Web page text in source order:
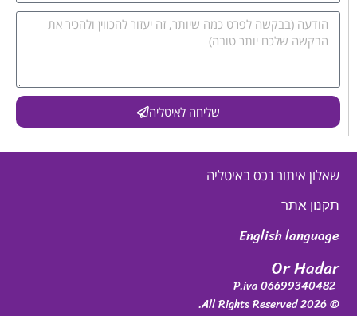
שליחה לאיטליה
שאלון איתור נכס באיטליה
תקנון אתר
English language
Or Hadar
P.iva 06699340482
© 2026 All Rights Reserved.